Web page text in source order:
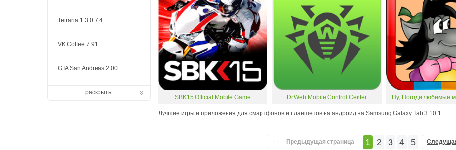
SBK15 Official Mobile Game Dr.Web Mobile Control Center Ну, Погоди любимые
Лучшие игры и приложения для смартфонов и планшетов на андроид на Samsung Galaxy Tab 3 10.1
Предыдущая страница 1 2 3 4 5
Terraria 1.3.0.7.4
VK Coffee 7.91
GTA San Andreas 2.00
раскрыть